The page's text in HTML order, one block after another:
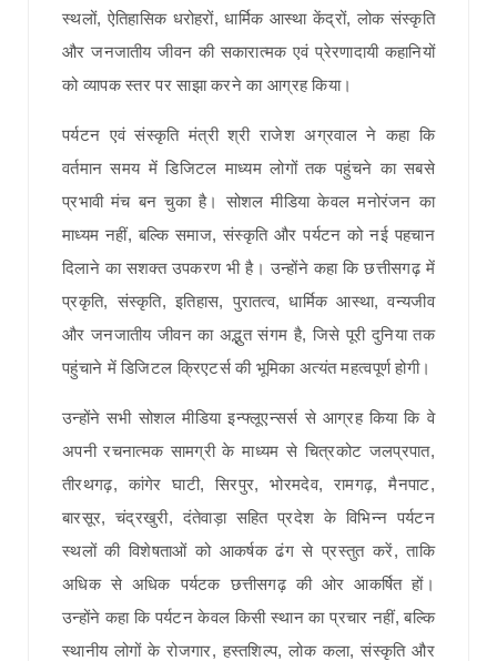
स्थलों, ऐतिहासिक धरोहरों, धार्मिक आस्था केंद्रों, लोक संस्कृति
और जनजातीय जीवन की सकारात्मक एवं प्रेरणादायी कहानियों
को व्यापक स्तर पर साझा करने का आग्रह किया।
पर्यटन एवं संस्कृति मंत्री श्री राजेश अग्रवाल ने कहा कि
वर्तमान समय में डिजिटल माध्यम लोगों तक पहुंचने का सबसे
प्रभावी मंच बन चुका है। सोशल मीडिया केवल मनोरंजन का
माध्यम नहीं, बल्कि समाज, संस्कृति और पर्यटन को नई पहचान
दिलाने का सशक्त उपकरण भी है। उन्होंने कहा कि छत्तीसगढ़ में
प्रकृति, संस्कृति, इतिहास, पुरातत्व, धार्मिक आस्था, वन्यजीव
और जनजातीय जीवन का अद्भुत संगम है, जिसे पूरी दुनिया तक
पहुंचाने में डिजिटल क्रिएटर्स की भूमिका अत्यंत महत्वपूर्ण होगी।
उन्होंने सभी सोशल मीडिया इन्फ्लूएन्सर्स से आग्रह किया कि वे
अपनी रचनात्मक सामग्री के माध्यम से चित्रकोट जलप्रपात,
तीरथगढ़, कांगेर घाटी, सिरपुर, भोरमदेव, रामगढ़, मैनपाट,
बारसूर, चंद्रखुरी, दंतेवाड़ा सहित प्रदेश के विभिन्न पर्यटन
स्थलों की विशेषताओं को आकर्षक ढंग से प्रस्तुत करें, ताकि
अधिक से अधिक पर्यटक छत्तीसगढ़ की ओर आकर्षित हों।
उन्होंने कहा कि पर्यटन केवल किसी स्थान का प्रचार नहीं, बल्कि
स्थानीय लोगों के रोजगार, हस्तशिल्प, लोक कला, संस्कृति और